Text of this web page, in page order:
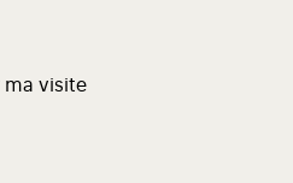
ma visite